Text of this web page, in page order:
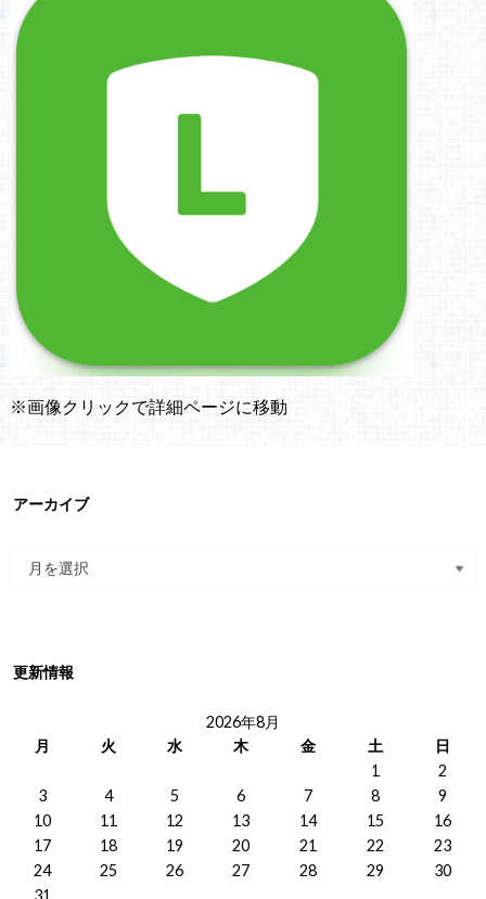
※画像クリックで詳細ページに移動
アーカイブ
更新情報
2026年8月
月
火 水 木 金 土
日
1
2
3
4 5 6 7 8
9
10
11 12 13 14 15
16
17
18 19 20 21 22
23
24
25 26 27 28 29
30
31